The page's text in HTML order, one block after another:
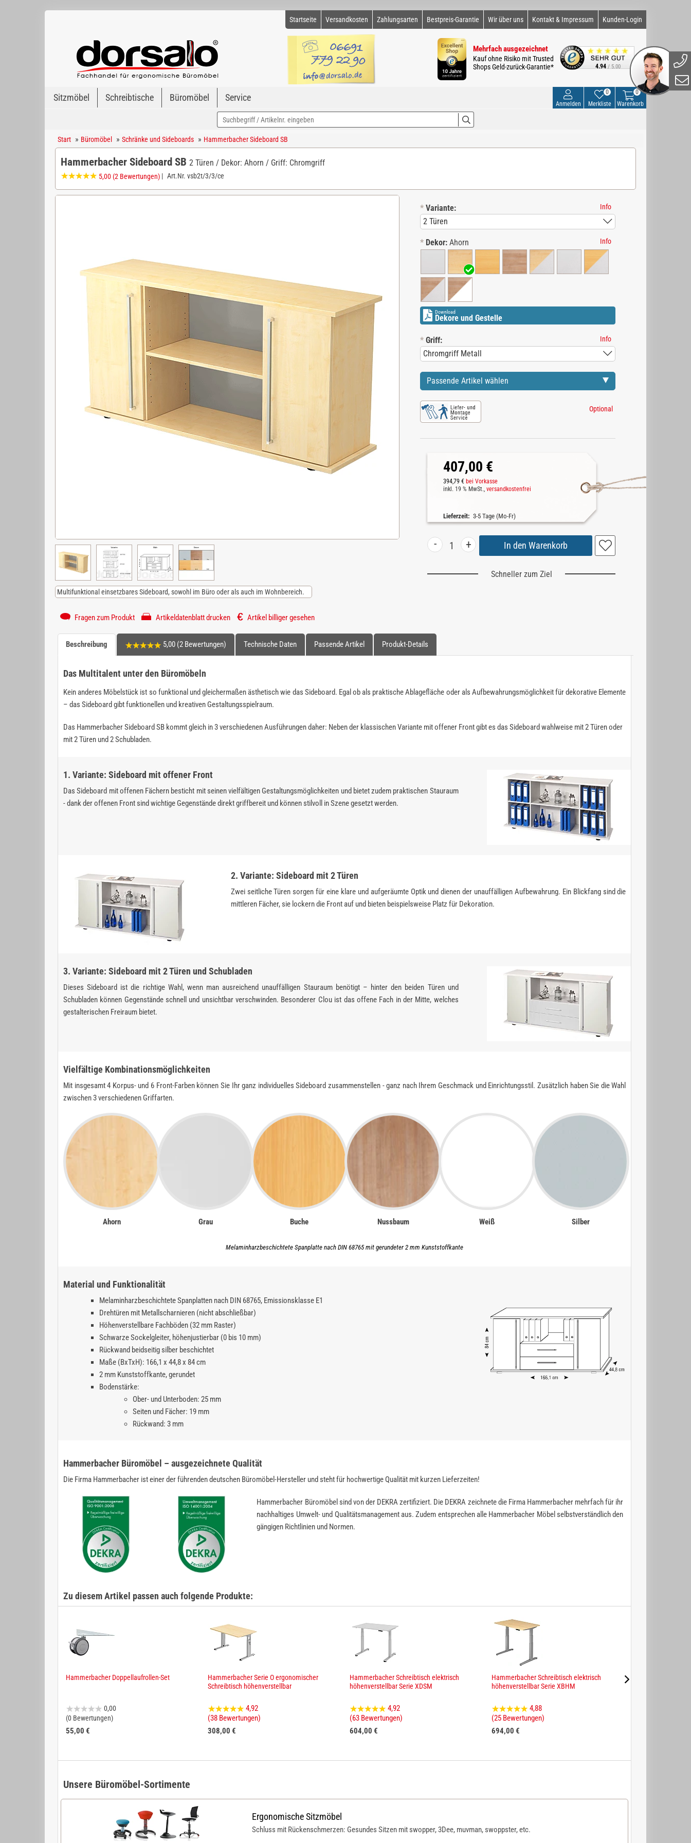
Startseite Versandkosten Zahlungsarten Bestpreis-Garantie Wir über uns Kontakt & Impressum Kunden-Login
Mehrfach ausgezeichnet
Kauf ohne Risiko mit Trusted
Shops Geld-zurück-Garantie*
4.94 / 5.00
Sitzmöbel Schreibtische Büromöbel Service
0
Warenkorb
Merkliste
0
Anmelden
Start » Büromöbel » Schränke und Sideboards » Hammerbacher Sideboard SB
Hammerbacher Sideboard SB 2 Türen / Dekor: Ahorn / Griff: Chromgriff
5,00 (2 Bewertungen) | Art.Nr. vsb2t/3/3/ce
Multifunktional einsetzbares Sideboard, sowohl im Büro oder als auch im Wohnbereich.
* Variante: Info
* Dekor: Ahorn Info
Download
Dekore und Gestelle
* Griff: Info
Passende Artikel wählen
Optional
407,00 €
394,79 € bei Vorkasse
inkl. 19 % MwSt., versandkostenfrei
Lieferzeit: 3-5 Tage (Mo-Fr)
- +
Schneller zum Ziel
Fragen zum Produkt Artikeldatenblatt drucken Artikel billiger gesehen
Beschreibung 5,00 (2 Bewertungen) Technische Daten Passende Artikel Produkt-Details
Das Multitalent unter den Büromöbeln
Kein anderes Möbelstück ist so funktional und gleichermaßen ästhetisch wie das Sideboard. Egal ob als praktische Ablagefläche oder als Aufbewahrungsmöglichkeit für dekorative Elemente
– das Sideboard gibt funktionellen und kreativen Gestaltungsspielraum.
Das Hammerbacher Sideboard SB kommt gleich in 3 verschiedenen Ausführungen daher: Neben der klassischen Variante mit offener Front gibt es das Sideboard wahlweise mit 2 Türen oder
mit 2 Türen und 2 Schubladen.
1. Variante: Sideboard mit offener Front
Das Sideboard mit offenen Fächern besticht mit seinen vielfältigen Gestaltungsmöglichkeiten und bietet zudem praktischen Stauraum
- dank der offenen Front sind wichtige Gegenstände direkt griffbereit und können stilvoll in Szene gesetzt werden.
2. Variante: Sideboard mit 2 Türen
Zwei seitliche Türen sorgen für eine klare und aufgeräumte Optik und dienen der unauffälligen Aufbewahrung. Ein Blickfang sind die
mittleren Fächer, sie lockern die Front auf und bieten beispielsweise Platz für Dekoration.
3. Variante: Sideboard mit 2 Türen und Schubladen
Dieses Sideboard ist die richtige Wahl, wenn man ausreichend unauffälligen Stauraum benötigt – hinter den beiden Türen und
Schubladen können Gegenstände schnell und unsichtbar verschwinden. Besonderer Clou ist das offene Fach in der Mitte, welches
gestalterischen Freiraum bietet.
Vielfältige Kombinationsmöglichkeiten
Mit insgesamt 4 Korpus- und 6 Front-Farben können Sie Ihr ganz individuelles Sideboard zusammenstellen - ganz nach Ihrem Geschmack und Einrichtungsstil. Zusätzlich haben Sie die Wahl
zwischen 3 verschiedenen Griffarten.
Ahorn Grau Buche Nussbaum Weiß Silber
Melaminharzbeschichtete Spanplatte nach DIN 68765 mit gerundeter 2 mm Kunststoffkante
Material und Funktionalität
Melaminharzbeschichtete Spanplatten nach DIN 68765, Emissionsklasse E1
Drehtüren mit Metallscharnieren (nicht abschließbar)
Höhenverstellbare Fachböden (32 mm Raster)
Schwarze Sockelgleiter, höhenjustierbar (0 bis 10 mm)
Rückwand beidseitig silber beschichtet
Maße (BxTxH): 166,1 x 44,8 x 84 cm
2 mm Kunststoffkante, gerundet
Bodenstärke:
Ober- und Unterboden: 25 mm
Seiten und Fächer: 19 mm
Rückwand: 3 mm
Hammerbacher Büromöbel – ausgezeichnete Qualität
Die Firma Hammerbacher ist einer der führenden deutschen Büromöbel-Hersteller und steht für hochwertige Qualität mit kurzen Lieferzeiten!
Hammerbacher Büromöbel sind von der DEKRA zertifiziert. Die DEKRA zeichnete die Firma Hammerbacher mehrfach für ihr
nachhaltiges Umwelt- und Qualitätsmanagement aus. Zudem entsprechen alle Hammerbacher Möbel selbstverständlich den
gängigen Richtlinien und Normen.
Zu diesem Artikel passen auch folgende Produkte:
Hammerbacher Doppellaufrollen-Set
0,00
(0 Bewertungen)
55,00 €
Hammerbacher Serie O ergonomischer
Schreibtisch höhenverstellbar
4,92
(38 Bewertungen)
308,00 €
Hammerbacher Schreibtisch elektrisch
höhenverstellbar Serie XDSM
4,92
(63 Bewertungen)
604,00 €
Hammerbacher Schreibtisch elektrisch
höhenverstellbar Serie XBHM
4,88
(25 Bewertungen)
694,00 €
Unsere Büromöbel-Sortimente
Ergonomische Sitzmöbel
Schluss mit Rückenschmerzen: Gesundes Sitzen mit swopper, 3Dee, muvman, swoppster, etc.